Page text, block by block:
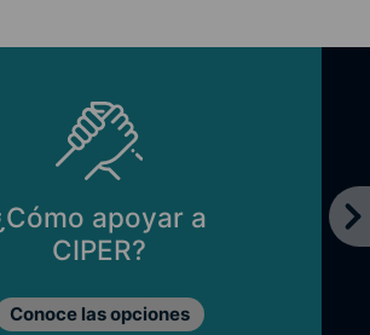
apoyar a
CIPER?
Conoce las opciones